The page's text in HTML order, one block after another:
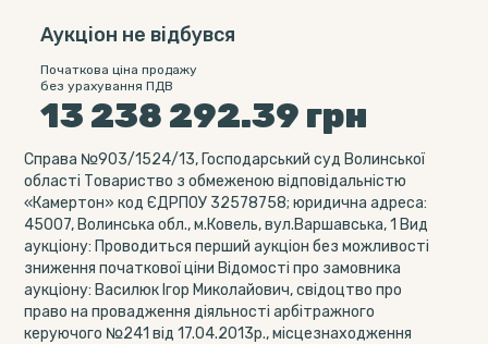
Аукціон не відбувся
Початкова ціна продажу
без урахування ПДВ
13 238 292.39 грн
Справа №903/1524/13, Господарський суд Волинської
області Товариство з обмеженою відповідальністю
«Камертон» код ЄДРПОУ 32578758; юридична адреса:
45007, Волинська обл., м.Ковель, вул.Варшавська, 1 Вид
аукціону: Проводиться перший аукціон без можливості
зниження початкової ціни Відомості про замовника
аукціону: Василюк Ігор Миколайович, свідоцтво про
право на провадження діяльності арбітражного
керуючого №241 від 17.04.2013р., місцезнаходження